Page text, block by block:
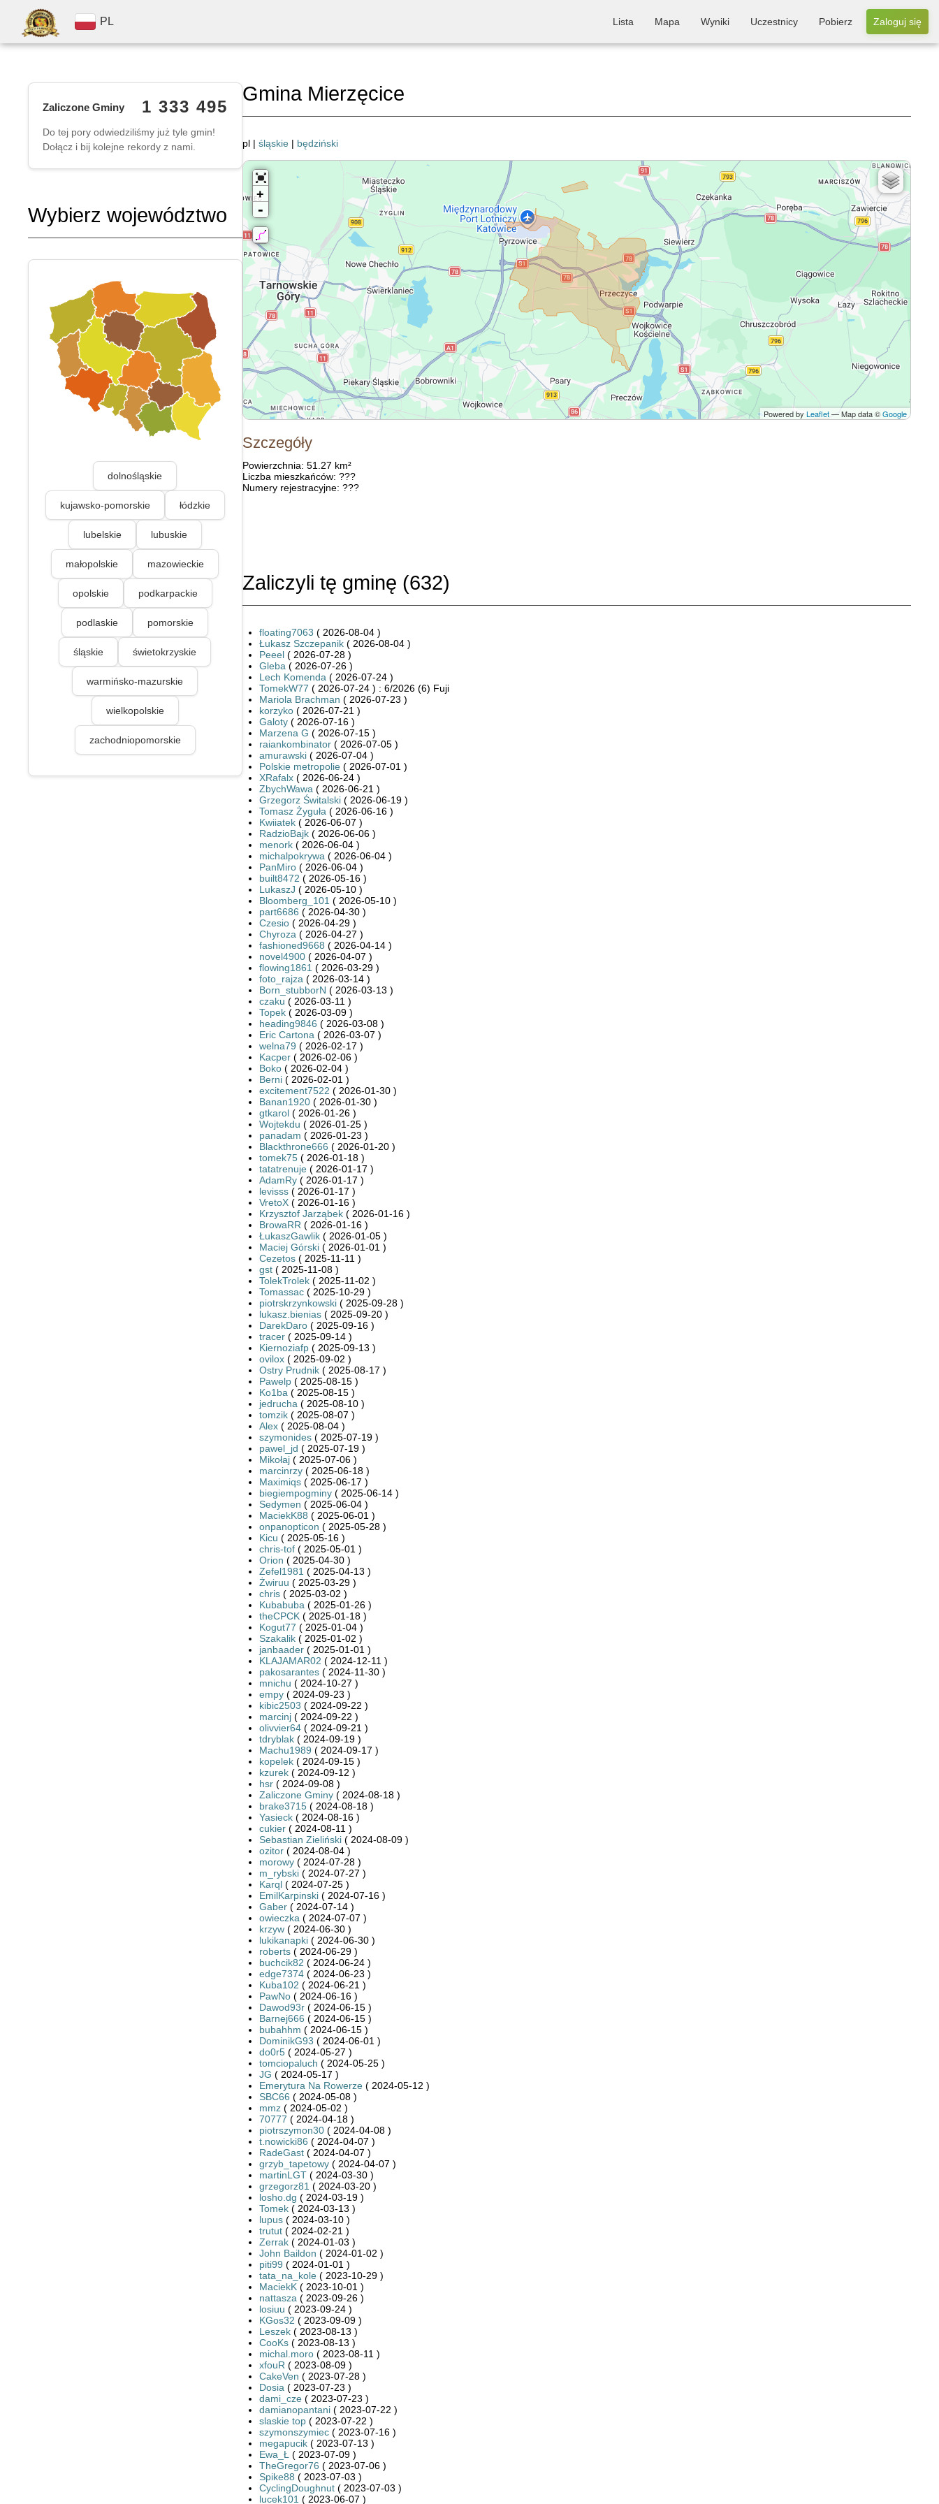
PL Lista Mapa Wyniki Uczestnicy Pobierz Zaloguj się
Zaliczone Gminy 1 333 495
Do tej pory odwiedziliśmy już tyle gmin!
Dołącz i bij kolejne rekordy z nami.
Wybierz województwo
dolnośląskie
kujawsko-pomorskie łódzkie
lubelskie lubuskie
małopolskie mazowieckie
opolskie podkarpackie
podlaskie pomorskie
śląskie świetokrzyskie
warmińsko-mazurskie
wielkopolskie
zachodniopomorskie
Gmina Mierzęcice
pl | śląskie| będziński
+
-
Powered by Leaflet— Map data ©Google
Szczegóły
Powierzchnia: 51.27 km²
Liczba mieszkańców: ???
Numery rejestracyjne: ???
Zaliczyli tę gminę (632)
floating7063 ( 2026-08-04 )
Łukasz Szczepanik( 2026-08-04 )
Peeel( 2026-07-28 )
Gleba ( 2026-07-26 )
Lech Komenda ( 2026-07-24 )
TomekW77 ( 2026-07-24 ) : 6/2026 (6) Fuji
Mariola Brachman ( 2026-07-23 )
korzyko( 2026-07-21 )
Galoty( 2026-07-16 )
Marzena G ( 2026-07-15 )
raiankombinator( 2026-07-05 )
amurawski( 2026-07-04 )
Polskie metropolie( 2026-07-01 )
XRafalx( 2026-06-24 )
ZbychWawa ( 2026-06-21 )
Grzegorz Świtalski( 2026-06-19 )
Tomasz Żyguła ( 2026-06-16 )
Kwiiatek( 2026-06-07 )
RadzioBajk( 2026-06-06 )
menork( 2026-06-04 )
michalpokrywa ( 2026-06-04 )
PanMiro( 2026-06-04 )
built8472 ( 2026-05-16 )
LukaszJ ( 2026-05-10 )
Bloomberg_101 ( 2026-05-10 )
part6686 ( 2026-04-30 )
Czesio( 2026-04-29 )
Chyroza ( 2026-04-27 )
fashioned9668 ( 2026-04-14 )
novel4900( 2026-04-07 )
flowing1861 ( 2026-03-29 )
foto_rajza ( 2026-03-14 )
Born_stubborN ( 2026-03-13 )
czaku ( 2026-03-11 )
Topek( 2026-03-09 )
heading9846 ( 2026-03-08 )
Eric Cartona ( 2026-03-07 )
welna79 ( 2026-02-17 )
Kacper( 2026-02-06 )
Boko( 2026-02-04 )
Berni( 2026-02-01 )
excitement7522 ( 2026-01-30 )
Banan1920( 2026-01-30 )
gtkarol( 2026-01-26 )
Wojtekdu ( 2026-01-25 )
panadam ( 2026-01-23 )
Blackthrone666 ( 2026-01-20 )
tomek75( 2026-01-18 )
tatatrenuje( 2026-01-17 )
AdamRy( 2026-01-17 )
levisss( 2026-01-17 )
VretoX( 2026-01-16 )
Krzysztof Jarząbek( 2026-01-16 )
BrowaRR ( 2026-01-16 )
ŁukaszGawlik( 2026-01-05 )
Maciej Górski( 2026-01-01 )
Cezetos( 2025-11-11 )
gst( 2025-11-08 )
TolekTrolek( 2025-11-02 )
Tomassac( 2025-10-29 )
piotrskrzynkowski( 2025-09-28 )
lukasz.bienias( 2025-09-20 )
DarekDaro( 2025-09-16 )
tracer( 2025-09-14 )
Kiernoziafp( 2025-09-13 )
ovilox( 2025-09-02 )
Ostry Prudnik( 2025-08-17 )
Pawelp( 2025-08-15 )
Ko1ba ( 2025-08-15 )
jedrucha ( 2025-08-10 )
tomzik( 2025-08-07 )
Alex( 2025-08-04 )
szymonides( 2025-07-19 )
pawel_jd ( 2025-07-19 )
Mikołaj( 2025-07-06 )
marcinrzy( 2025-06-18 )
Maximiqs( 2025-06-17 )
biegiempogminy( 2025-06-14 )
Sedymen ( 2025-06-04 )
MaciekK88 ( 2025-06-01 )
onpanopticon ( 2025-05-28 )
Kicu ( 2025-05-16 )
chris-tof( 2025-05-01 )
Orion ( 2025-04-30 )
Zefel1981 ( 2025-04-13 )
Żwiruu ( 2025-03-29 )
chris( 2025-03-02 )
Kubabuba ( 2025-01-26 )
theCPCK( 2025-01-18 )
Kogut77 ( 2025-01-04 )
Szakalik( 2025-01-02 )
janbaader( 2025-01-01 )
KLAJAMAR02 ( 2024-12-11 )
pakosarantes( 2024-11-30 )
mnichu ( 2024-10-27 )
empy( 2024-09-23 )
kibic2503 ( 2024-09-22 )
marcinj( 2024-09-22 )
olivvier64( 2024-09-21 )
tdryblak( 2024-09-19 )
Machu1989 ( 2024-09-17 )
kopelek( 2024-09-15 )
kzurek( 2024-09-12 )
hsr( 2024-09-08 )
Zaliczone Gminy( 2024-08-18 )
brake3715( 2024-08-18 )
Yasieck( 2024-08-16 )
cukier( 2024-08-11 )
Sebastian Zieliński( 2024-08-09 )
ozitor( 2024-08-04 )
morowy( 2024-07-28 )
m_rybski( 2024-07-27 )
Karql( 2024-07-25 )
EmilKarpinski( 2024-07-16 )
Gaber( 2024-07-14 )
owieczka ( 2024-07-07 )
krzyw( 2024-06-30 )
lukikanapki( 2024-06-30 )
roberts( 2024-06-29 )
buchcik82 ( 2024-06-24 )
edge7374( 2024-06-23 )
Kuba102 ( 2024-06-21 )
PawNo( 2024-06-16 )
Dawod93r( 2024-06-15 )
Barnej666 ( 2024-06-15 )
bubahhm ( 2024-06-15 )
DominikG93 ( 2024-06-01 )
do0r5( 2024-05-27 )
tomciopaluch ( 2024-05-25 )
JG ( 2024-05-17 )
Emerytura Na Rowerze( 2024-05-12 )
SBC66 ( 2024-05-08 )
mmz( 2024-05-02 )
70777 ( 2024-04-18 )
piotrszymon30( 2024-04-08 )
t.nowicki86 ( 2024-04-07 )
RadeGast( 2024-04-07 )
grzyb_tapetowy( 2024-04-07 )
martinLGT( 2024-03-30 )
grzegorz81 ( 2024-03-20 )
losho.dg ( 2024-03-19 )
Tomek( 2024-03-13 )
lupus( 2024-03-10 )
trutut( 2024-02-21 )
Zerrak( 2024-01-03 )
John Baildon ( 2024-01-02 )
piti99 ( 2024-01-01 )
tata_na_kole( 2023-10-29 )
MaciekK( 2023-10-01 )
nattasza ( 2023-09-26 )
losiuu ( 2023-09-24 )
KGos32 ( 2023-09-09 )
Leszek( 2023-08-13 )
CooKs( 2023-08-13 )
michal.moro( 2023-08-11 )
xfouR ( 2023-08-09 )
CakeVen ( 2023-07-28 )
Dosia ( 2023-07-23 )
dami_cze( 2023-07-23 )
damianopantani( 2023-07-22 )
slaskie top( 2023-07-22 )
szymonszymiec( 2023-07-16 )
megapucik( 2023-07-13 )
Ewa_Ł ( 2023-07-09 )
TheGregor76 ( 2023-07-06 )
Spike88 ( 2023-07-03 )
CyclingDoughnut( 2023-07-03 )
lucek101 ( 2023-06-07 )